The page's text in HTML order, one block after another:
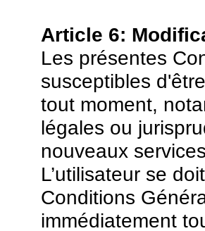
Article 6:
Les présentes
susceptibles
tout moment,
légales ou
nouveaux
L’utilisateur se
Conditions
immédiatement